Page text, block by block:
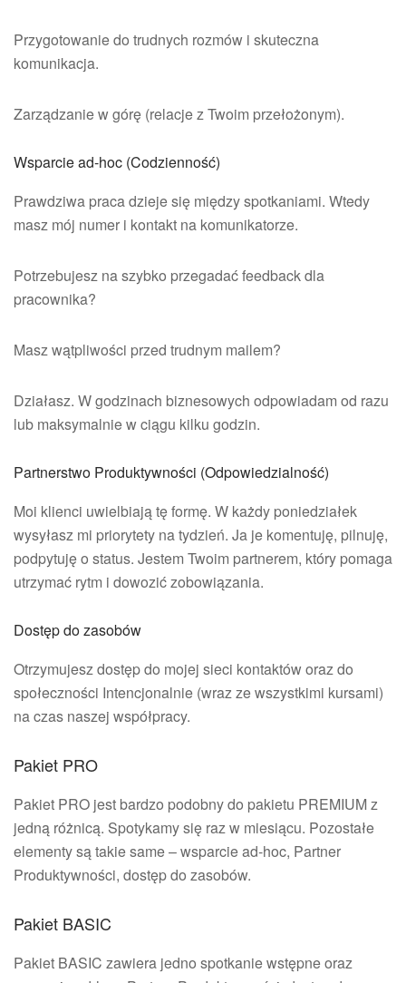
Przygotowanie do trudnych rozmów i skuteczna
komunikacja.
Zarządzanie w górę (relacje z Twoim przełożonym).
Wsparcie ad-hoc (Codzienność)
Prawdziwa praca dzieje się między spotkaniami. Wtedy
masz mój numer i kontakt na komunikatorze.
Potrzebujesz na szybko przegadać feedback dla
pracownika?
Masz wątpliwości przed trudnym mailem?
Działasz. W godzinach biznesowych odpowiadam od razu
lub maksymalnie w ciągu kilku godzin.
Partnerstwo Produktywności (Odpowiedzialność)
Moi klienci uwielbiają tę formę. W każdy poniedziałek
wysyłasz mi priorytety na tydzień. Ja je komentuję, pilnuję,
podpytuję o status. Jestem Twoim partnerem, który pomaga
utrzymać rytm i dowozić zobowiązania.
Dostęp do zasobów
Otrzymujesz dostęp do mojej sieci kontaktów oraz do
społeczności Intencjonalnie (wraz ze wszystkimi kursami)
na czas naszej współpracy.
Pakiet PRO
Pakiet PRO jest bardzo podobny do pakietu PREMIUM z
jedną różnicą. Spotykamy się raz w miesiącu. Pozostałe
elementy są takie same – wsparcie ad-hoc, Partner
Produktywności, dostęp do zasobów.
Pakiet BASIC
Pakiet BASIC zawiera jedno spotkanie wstępne oraz